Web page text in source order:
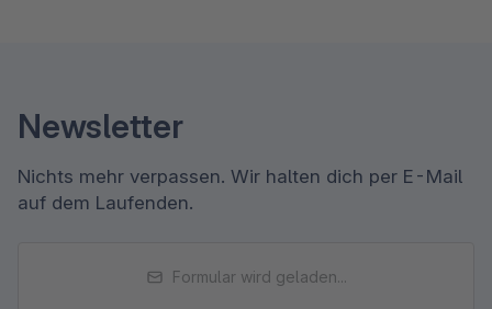
Newsletter
Nichts mehr verpassen. Wir halten dich per E-Mail
auf dem Laufenden.
Formular wird geladen...